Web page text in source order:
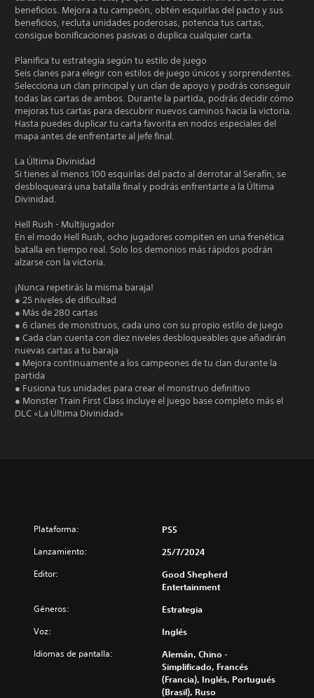
beneficios. Mejora a tu campeón, obtén esquirlas del pacto y sus
beneficios, recluta unidades poderosas, potencia tus cartas,
consigue bonificaciones pasivas o duplica cualquier carta.
Planifica tu estrategia según tu estilo de juego
Seis clanes para elegir con estilos de juego únicos y sorprendentes.
Selecciona un clan principal y un clan de apoyo y podrás conseguir
todas las cartas de ambos. Durante la partida, podrás decidir cómo
mejoras tus cartas para descubrir nuevos caminos hacia la victoria.
Hasta puedes duplicar tu carta favorita en nodos especiales del
mapa antes de enfrentarte al jefe final.
La Última Divinidad
Si tienes al menos 100 esquirlas del pacto al derrotar al Serafín, se
desbloqueará una batalla final y podrás enfrentarte a la Última
Divinidad.
Hell Rush - Multijugador
En el modo Hell Rush, ocho jugadores compiten en una frenética
batalla en tiempo real. Solo los demonios más rápidos podrán
alzarse con la victoria.
¡Nunca repetirás la misma baraja!
● 25 niveles de dificultad
● Más de 280 cartas
● 6 clanes de monstruos, cada uno con su propio estilo de juego
● Cada clan cuenta con diez niveles desbloqueables que añadirán
nuevas cartas a tu baraja
● Mejora continuamente a los campeones de tu clan durante la
partida
● Fusiona tus unidades para crear el monstruo definitivo
● Monster Train First Class incluye el juego base completo más el
DLC «La Última Divinidad»
Plataforma: PS5
Lanzamiento: 25/7/2024
Editor:
Good Shepherd
Entertainment
Géneros: Estrategia
Voz: Inglés
Idiomas de pantalla:
Alemán, Chino -
Simplificado, Francés
(Francia), Inglés, Portugués
(Brasil), Ruso